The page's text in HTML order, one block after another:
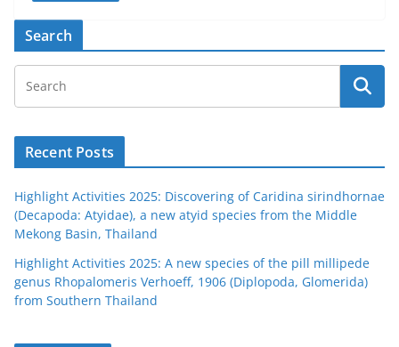
Search
Recent Posts
Highlight Activities 2025: Discovering of Caridina sirindhornae
(Decapoda: Atyidae), a new atyid species from the Middle
Mekong Basin, Thailand
Highlight Activities 2025: A new species of the pill millipede
genus Rhopalomeris Verhoeff, 1906 (Diplopoda, Glomerida)
from Southern Thailand